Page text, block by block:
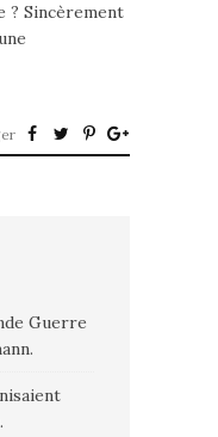
? Sincèrement
Guerre